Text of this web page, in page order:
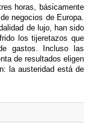
horas, básicamente
negocios de Europa.
de lujo, han sido
los tijeretazos que
gastos. Incluso las
de resultados eligen
la austeridad está de